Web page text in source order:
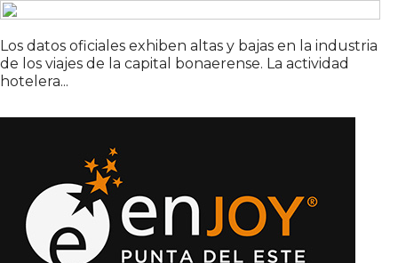
Los datos oficiales exhiben altas y bajas en la industria
de los viajes de la capital bonaerense. La actividad
hotelera...